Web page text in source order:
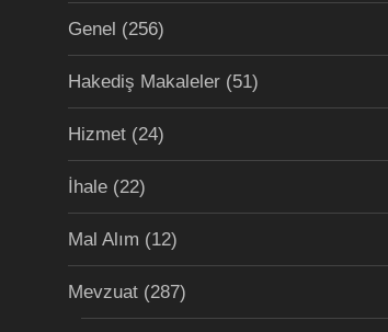
Genel (256)
Hakediş Makaleler (51)
Hizmet (24)
İhale (22)
Mal Alım (12)
Mevzuat (287)